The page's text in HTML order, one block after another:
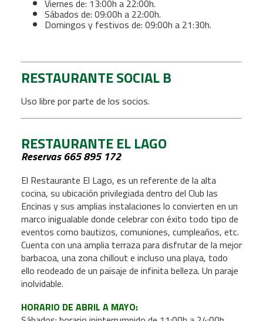
Viernes de: 13:00h a 22:00h.
Sábados de: 09:00h a 22:00h.
Domingos y festivos de: 09:00h a 21:30h.
RESTAURANTE SOCIAL B
Uso libre por parte de los socios.
RESTAURANTE EL LAGO
Reservas 665 895 172
El Restaurante El Lago, es un referente de la alta
cocina, su ubicación privilegiada dentro del Club las
Encinas y sus amplias instalaciones lo convierten en un
marco inigualable donde celebrar con éxito todo tipo de
eventos como bautizos, comuniones, cumpleaños, etc.
Cuenta con una amplia terraza para disfrutar de la mejor
barbacoa, una zona chillout e incluso una playa, todo
ello reodeado de un paisaje de infinita belleza. Un paraje
inolvidable.
HORARIO DE ABRIL A MAYO: